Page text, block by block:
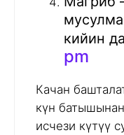
кийин
pm
Качан
күн
исчези күтүү